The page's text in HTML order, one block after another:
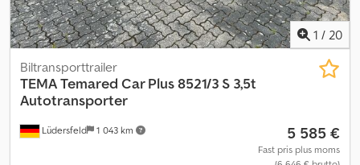
1 / 20
Lüdersfeld 1 043 km
Biltransporttrailer
TEMATemared Car Plus 8521/3 S 3,5t
Autotransporter
5 585 €
Fast pris plus moms